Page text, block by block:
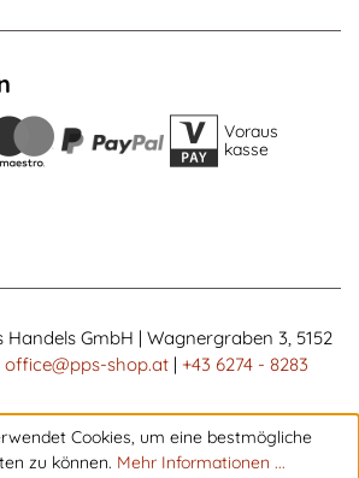
Voraus
kasse
GmbH | Wagnergraben 3, 5152
office@pps-shop.at | +43 6274 - 8283
Cookies, um eine bestmögliche
zu können. Mehr Informationen ...